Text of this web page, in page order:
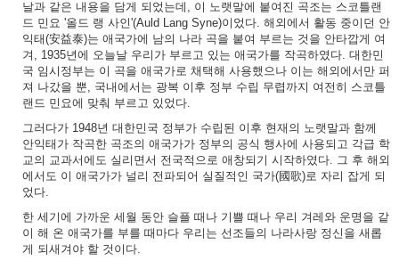
날과 같은 내용을 담게 되었는데, 이 노랫말에 붙여진 곡조는 스코틀랜
드 민요 '올드 랭 사인'(Auld Lang Syne)이었다. 해외에서 활동 중이던 안
익태(安益泰)는 애국가에 남의 나라 곡을 붙여 부르는 것을 안타깝게 여
겨, 1935년에 오늘날 우리가 부르고 있는 애국가를 작곡하였다. 대한민
국 임시정부는 이 곡을 애국가로 채택해 사용했으나 이는 해외에서만 퍼
져 나갔을 뿐, 국내에서는 광복 이후 정부 수립 무렵까지 여전히 스코틀
랜드 민요에 맞춰 부르고 있었다.
그러다가 1948년 대한민국 정부가 수립된 이후 현재의 노랫말과 함께
안익태가 작곡한 곡조의 애국가가 정부의 공식 행사에 사용되고 각급 학
교의 교과서에도 실리면서 전국적으로 애창되기 시작하였다. 그 후 해외
에서도 이 애국가가 널리 전파되어 실질적인 국가(國歌)로 자리 잡게 되
었다.
한 세기에 가까운 세월 동안 슬플 때나 기쁠 때나 우리 겨레와 운명을 같
이 해 온 애국가를 부를 때마다 우리는 선조들의 나라사랑 정신을 새롭
게 되새겨야 할 것이다.